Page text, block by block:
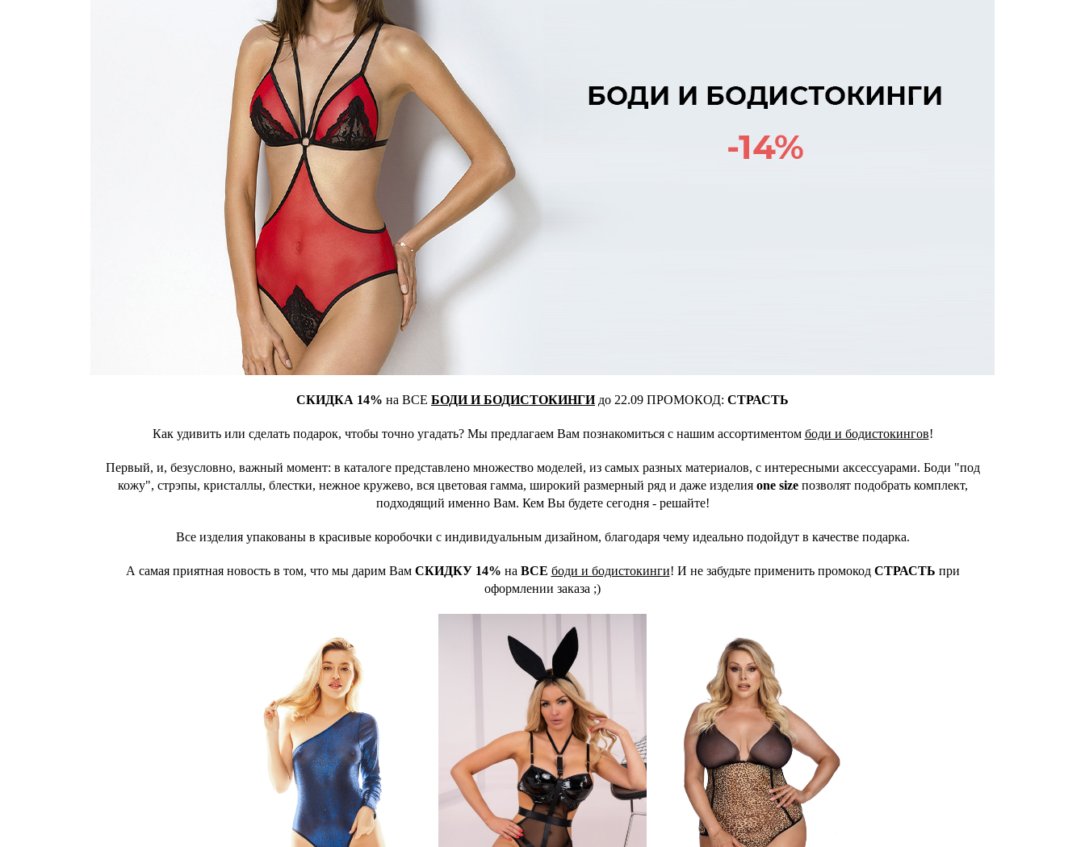
СКИДКА 14% на ВСЕ БОДИ И БОДИСТОКИНГИдо 22.09 ПРОМОКОД: СТРАСТЬ
Как удивить или сделать подарок, чтобы точно угадать? Мы предлагаем Вам познакомиться с нашим ассортиментом боди и бодистокингов!
Первый, и, безусловно, важный момент: в каталоге представлено множество моделей, из самых разных материалов, с интересными аксессуарами. Боди "под
кожу", стрэпы, кристаллы, блестки, нежное кружево, вся цветовая гамма, широкий размерный ряд и даже изделия one sizeпозволят подобрать комплект,
подходящий именно Вам. Кем Вы будете сегодня - решайте!
Все изделия упакованы в красивые коробочки с индивидуальным дизайном, благодаря чему идеально подойдут в качестве подарка.
А самая приятная новость в том, что мы дарим Вам СКИДКУ 14% на ВСЕ боди и бодистокинги! И не забудьте применить промокод СТРАСТЬ при
оформлении заказа ;)